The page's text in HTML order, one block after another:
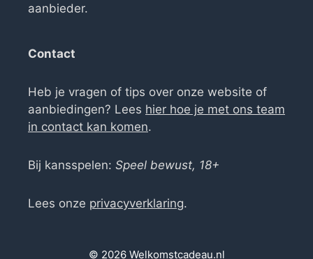
aanbieder.
Contact
Heb je vragen of tips over onze website of
aanbiedingen? Lees hier hoe je met ons team
in contact kan komen.
Bij kansspelen: Speel bewust, 18+
Lees onze privacyverklaring.
© 2026 Welkomstcadeau.nl